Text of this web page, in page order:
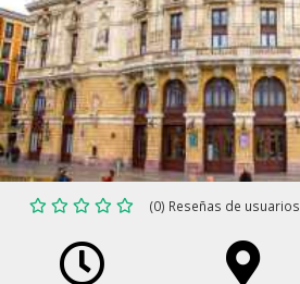
(0) Reseñas de usuarios